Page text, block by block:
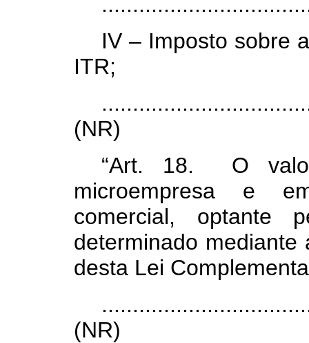
IV – Imposto sobre
ITR;
(NR)
“Art. 18. O valor
microempresa e
comercial, optante
determinado
desta Lei
(NR)